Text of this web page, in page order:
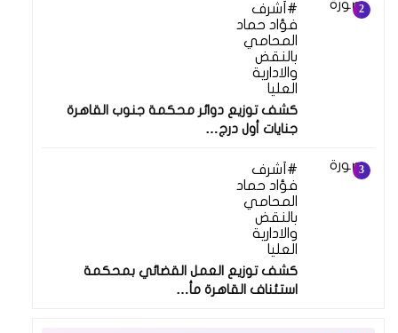
أشرف
فؤاد حماد
المحامي
بالنقض
والادارية
العليا
كشف توزيع دوائر محكمة جنوب القاهرة
جنايات أول درج…
أشرف
فؤاد حماد
المحامي
بالنقض
والادارية
العليا
كشف توزيع العمل القضائي بمحكمة
استئناف القاهرة مأ…